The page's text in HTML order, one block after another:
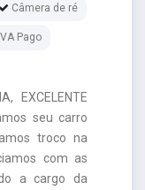
Câmera de ré
Pago
EXCELENTE
seu carro
troco na
com as
a cargo da